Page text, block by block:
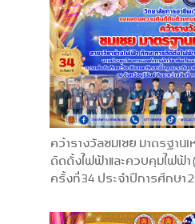
คว้ารางวัลชมเชย มาตรฐา
ติดตั้งไฟฟ้าและควบคุมไฟฟ้า
ครั้งที่ 34 ประจำปีการศึกษา